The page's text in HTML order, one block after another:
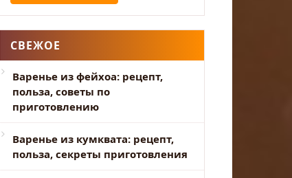
СВЕЖОЕ
Варенье из фейхоа: рецепт,
польза, советы по
приготовлению
Варенье из кумквата: рецепт,
польза, секреты приготовления